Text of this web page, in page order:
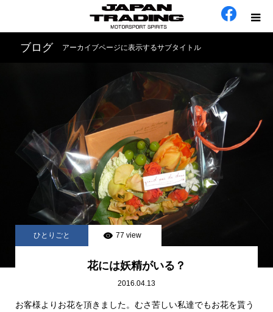
ブログ アーカイブページに表示するサブタイトル
ひとりごと 77 view
花には妖精がいる？
2016.04.13
お客様よりお花を頂きました。むさ苦しい私達でもお花を貰う
ホーム
会社概要
カテゴリー
工場日誌
お問い合わせ